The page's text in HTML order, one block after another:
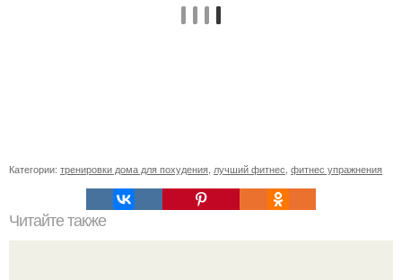
Категории: тренировки дома для похудения лучший фитнес фитнес упражнения
Читайте также